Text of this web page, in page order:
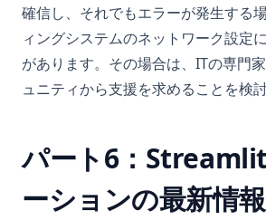
確信し、それでもエラーが発生する
ィングシステムのネットワーク設定
があります。その場合は、ITの専門
ュニティから支援を求めることを検
パート6：
ーションの最新情